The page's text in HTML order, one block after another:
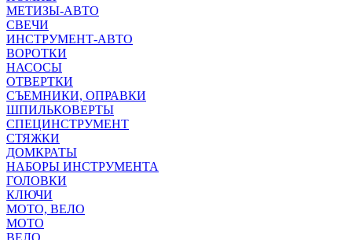
МЕТИЗЫ-АВТО
СВЕЧИ
ИНСТРУМЕНТ-АВТО
ВОРОТКИ
НАСОСЫ
ОТВЕРТКИ
СЪЕМНИКИ, ОПРАВКИ
ШПИЛЬКОВЕРТЫ
СПЕЦИНСТРУМЕНТ
СТЯЖКИ
ДОМКРАТЫ
НАБОРЫ ИНСТРУМЕНТА
ГОЛОВКИ
КЛЮЧИ
МОТО, ВЕЛО
МОТО
ВЕЛО